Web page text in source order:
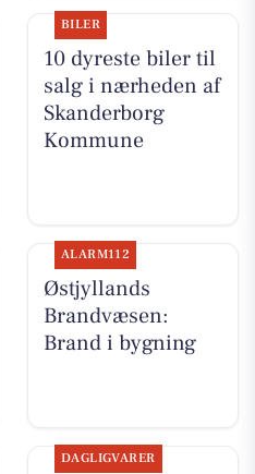
BILER
10 dyreste biler til
salg i nærheden af
Skanderborg
Kommune
ALARM112
Østjyllands
Brandvæsen:
Brand i bygning
DAGLIGVARER